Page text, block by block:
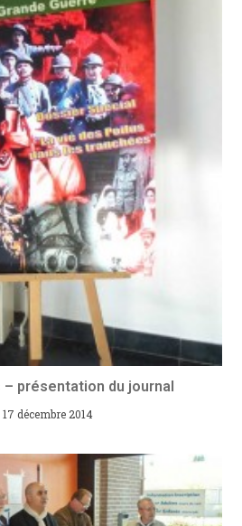
présentation du journal
17 décembre 2014